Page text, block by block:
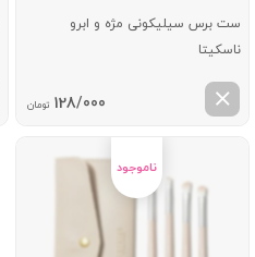
ست برس سیلیکونی مژه و ابرو
ناسکیتا
128/000 تومان